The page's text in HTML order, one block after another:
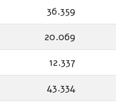
36.359
20.069
12.337
43.334